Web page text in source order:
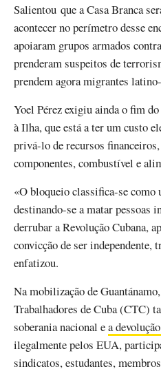
Salientou que a Casa Branca
acontecer no perímetro desse
apoiaram grupos armados
prenderam suspeitos de
prendem agora migrantes
Yoel Pérez exigiu ainda o fim
à Ilha, que está a ter um custo
privá-lo de recursos
componentes, combustível e
«O bloqueio classifica-se como
destinando-se a matar pessoas
derrubar a Revolução Cubana,
convicção de ser independente,
enfatizou.
Na mobilização de
Trabalhadores de Cuba (CTC)
soberania nacional ea
ilegalmente pelos EUA,
sindicatos, estudantes,